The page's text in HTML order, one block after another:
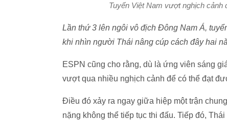
Tuyển Việt Nam vượt nghịch cảnh
Lần thứ 3 lên ngôi vô địch Đông Nam Á,
khi nhìn người Thái nâng cúp cách đây hai
ESPN cũng cho rằng, dù là ứng viên sáng
vượt qua nhiều nghịch cảnh để có thể đạt
Điều đó xảy ra ngay giữa hiệp một trận
nặng không thể tiếp tục thi đấu. Tiếp đó,